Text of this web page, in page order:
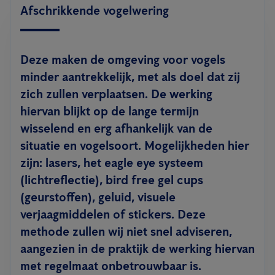
Afschrikkende vogelwering
Deze maken de omgeving voor vogels
minder aantrekkelijk, met als doel dat zij
zich zullen verplaatsen. De werking
hiervan blijkt op de lange termijn
wisselend en erg afhankelijk van de
situatie en vogelsoort. Mogelijkheden hier
zijn: lasers, het eagle eye systeem
(lichtreflectie), bird free gel cups
(geurstoffen), geluid, visuele
verjaagmiddelen of stickers. Deze
methode zullen wij niet snel adviseren,
aangezien in de praktijk de werking hiervan
met regelmaat onbetrouwbaar is.